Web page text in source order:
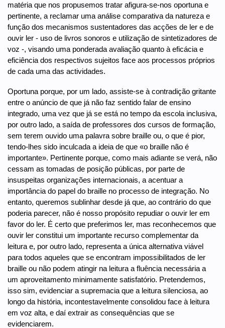
matéria que nos propusemos tratar afigura-se-nos oportuna e
pertinente, a reclamar uma análise comparativa da natureza e
função dos mecanismos sustentadores das acções de ler e de
ouvir ler - uso de livros sonoros e utilização de sintetizadores de
voz -, visando uma ponderada avaliação quanto à eficácia e
eficiência dos respectivos sujeitos face aos processos próprios
de cada uma das actividades.
Oportuna porque, por um lado, assiste-se à contradição gritante
entre o anúncio de que já não faz sentido falar de ensino
integrado, uma vez que já se está no tempo da escola inclusiva,
por outro lado, a saída de professores dos cursos de formação,
sem terem ouvido uma palavra sobre braille ou, o que é pior,
tendo-lhes sido inculcada a ideia de que «o braille não é
importante». Pertinente porque, como mais adiante se verá, não
cessam as tomadas de posição públicas, por parte de
insuspeitas organizações internacionais, a acentuar a
importância do papel do braille no processo de integração. No
entanto, queremos sublinhar desde já que, ao contrário do que
poderia parecer, não é nosso propósito repudiar o ouvir ler em
favor do ler. É certo que preferimos ler, mas reconhecemos que
ouvir ler constitui um importante recurso complementar da
leitura e, por outro lado, representa a única alternativa viável
para todos aqueles que se encontram impossibilitados de ler
braille ou não podem atingir na leitura a fluência necessária a
um aproveitamento minimamente satisfatório. Pretendemos,
isso sim, evidenciar a supremacia que a leitura silenciosa, ao
longo da história, incontestavelmente consolidou face à leitura
em voz alta, e daí extrair as consequências que se
evidenciarem.